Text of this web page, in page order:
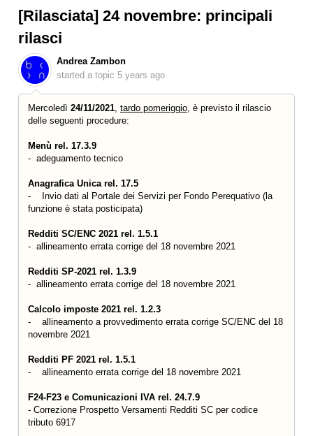
[Rilasciata] 24 novembre: principali
rilasci
Andrea Zambon
started a topic 5 years ago
Mercoledì 24/11/2021 tardo pomeriggio , è previsto il rilascio
delle seguenti procedure:
Menù rel. 17.3.9
- adeguamento tecnico
Anagrafica Unica rel. 17.5
- Invio dati al Portale dei Servizi per Fondo Perequativo (la
funzione è stata posticipata)
Redditi SC/ENC 2021 rel. 1.5.1
- allineamento errata corrige del 18 novembre 2021
Redditi SP-2021 rel. 1.3.9
- allineamento errata corrige del 18 novembre 2021
Calcolo imposte 2021 rel. 1.2.3
- allineamento a provvedimento errata corrige SC/ENC del 18
novembre 2021
Redditi PF 2021 rel. 1.5.1
- allineamento errata corrige del 18 novembre 2021
F24-F23 e Comunicazioni IVA rel. 24.7.9
- Correzione Prospetto Versamenti Redditi SC per codice
tributo 6917